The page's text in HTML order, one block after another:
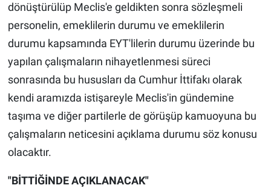
dönüştürülüp Meclis'e geldikten sonra sözleşmeli
personelin, emeklilerin durumu ve emeklilerin
durumu kapsamında EYT'lilerin durumu üzerinde bu
yapılan çalışmaların nihayetlenmesi süreci
sonrasında bu hususları da Cumhur İttifakı olarak
kendi aramızda istişareyle Meclis'in gündemine
taşıma ve diğer partilerle de görüşüp kamuoyuna bu
çalışmaların neticesini açıklama durumu söz konusu
olacaktır.
"BİTTİĞİNDE AÇIKLANACAK"